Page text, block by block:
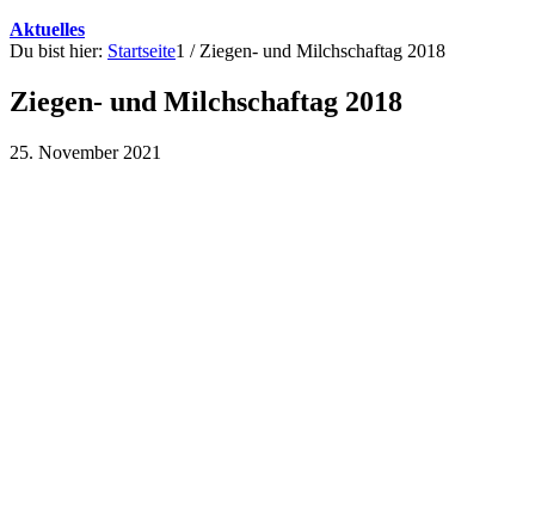
Aktuelles
Du bist hier: Startseite1 / Ziegen- und Milchschaftag 2018
Ziegen- und Milchschaftag 2018
25. November 2021